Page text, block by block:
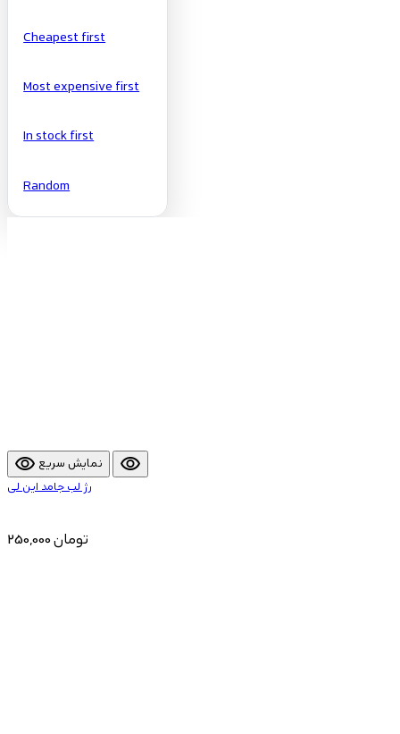
Cheapest first
Most expensive first
In stock first
Random
visibility نمایش سریع visibility
رژ لب جامد این لی
250,000 تومان